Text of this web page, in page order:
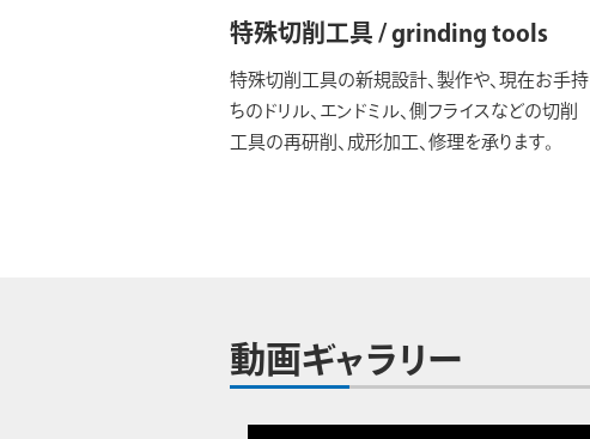
特殊切削工具 / grinding tools
特殊切削工具の新規設計、製作や、現在お手持
ちのドリル、エンドミル、側フライスなどの切削
工具の再研削、成形加工、修理を承ります。
動画ギャラリー